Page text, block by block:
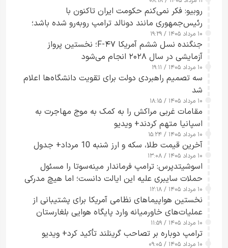
روبیو: فکر نمی‌کنم حکومت ایران تاکنون با
رئیس‌جمهوری مانند دونالد ترامپ روبه‌رو شده باشد؛
کسی که واقعاً دست به اقدام می‌زند
۱۰ مرداد ۱۴۰۵ / ۱۹:۲۹
جنگنده نسل ششم آمریکا F-۴۷؛ نخستین پرواز
آزمایشی در سال ۲۰۲۸ انجام می‌شود
۱۰ مرداد ۱۴۰۵ / ۱۹:۱۱
سه تصمیم راهبردی دولت برای تقویت دانشگاه‌ها اعلام
شد
۱۰ مرداد ۱۴۰۵ / ۱۸:۱۵
مقامات غربی مراکش را به کمک به موج مهاجرت به
اسپانیا متهم کردند+ ویدیو
۱۰ مرداد ۱۴۰۵ / ۱۵:۲۴
آخرین قیمت طلا، سکه و ارز شنبه 10 مرداد+ جدول
۱۰ مرداد ۱۴۰۵ / ۱۳:۰۸
اسوشیتدپرس: ترامپ فرماندار مینه‌سوتا را مسئول
حملات سایبری علیه این ایالت دانست؛ اما هیچ مدرکی
ارائه نکرد
۱۰ مرداد ۱۴۰۵ / ۱۲:۱۸
نخستین هواپیماهای نظامی آمریکا برای پشتیبانی از
عملیات‌های خاورمیانه وارد پایگاه هوایی بلغارستان
شدند
۱۰ مرداد ۱۴۰۵ / ۱۱:۵۹
ترامپ دوباره بر تصاحب گرینلند تأکید کرد+ ویدیو
۱۰ مرداد ۱۴۰۵ / ۰۹:۰۵